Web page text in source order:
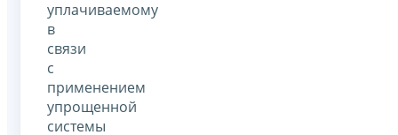
уплачиваемому
в
связи
с
применением
упрощенной
системы